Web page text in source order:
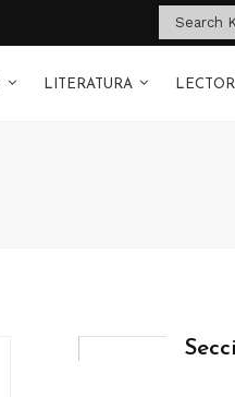
LITERATURA